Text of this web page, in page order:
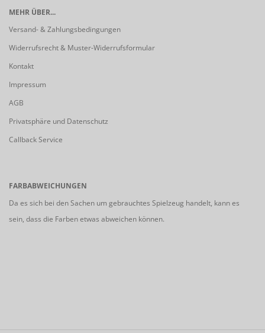
MEHR ÜBER...
Versand- & Zahlungsbedingungen
Widerrufsrecht & Muster-Widerrufsformular
Kontakt
Impressum
AGB
Privatsphäre und Datenschutz
Callback Service
FARBABWEICHUNGEN
Da es sich bei den Sachen um gebrauchtes Spielzeug handelt, kann es
sein, dass die Farben etwas abweichen können.